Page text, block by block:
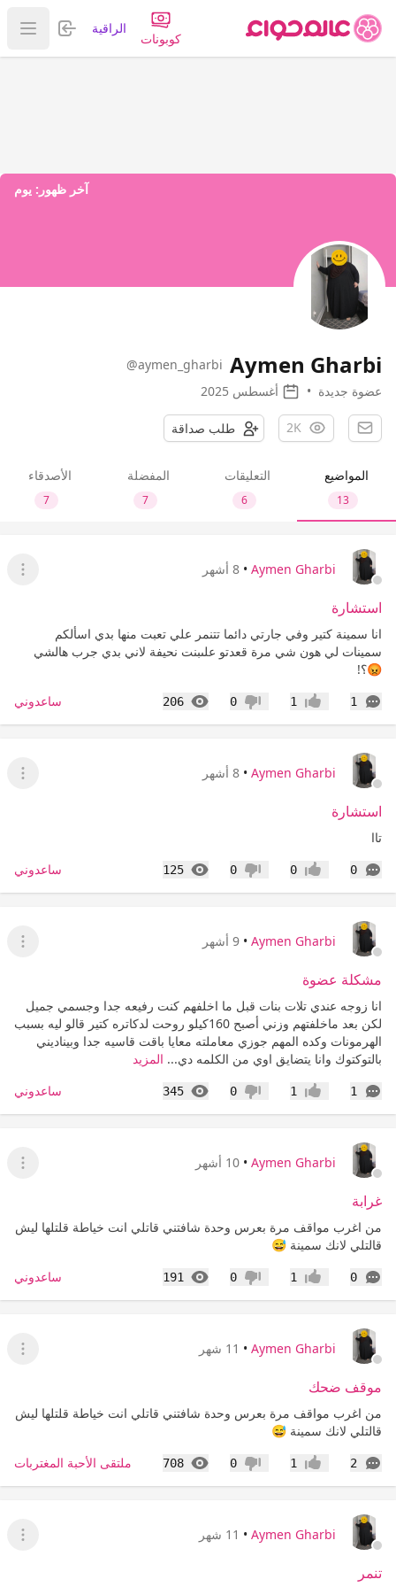
كوبونات
الراقية تسجيل
عرض
آخر ظهور: يوم
Aymen Gharbi
@aymen_gharbi
عضوة جديدة • أغسطس 2025
2K طلب صداقة
المواضيع
13
التعليقات
6
المفضلة
7
الأصدقاء
7
Aymen Gharbi
• 8 أشهر
عرض
استشارة
انا سمينة كتير وفي جارتي دائما تتنمر علي تعبت منها بدي اسألكم
سمينات لي هون شي مرة قعدتو علىبنت نحيفة لاني بدي جرب هالشي
😡؟!
1
التعليقات إعجاب1 عدم إعجاب
0
206
المشاهدات ساعدوني
Aymen Gharbi
• 8 أشهر
عرض
استشارة
تاا
0
التعليقات إعجاب0 عدم إعجاب
0
125
المشاهدات ساعدوني
Aymen Gharbi
• 9 أشهر
عرض
مشكلة عضوة
انا زوجه عندي تلات بنات قبل ما اخلفهم كنت رفيعه جدا وجسمي جميل
لكن بعد ماخلفتهم وزني أصبح 160كيلو روحت لدكاتره كتير قالو ليه بسبب
الهرمونات وكده المهم جوزي معاملته معايا باقت قاسيه جدا وبيناديني
بالتوكتوك وانا يتضايق اوي من الكلمه دي... المزيد
1
التعليقات إعجاب1 عدم إعجاب
0
345
المشاهدات ساعدوني
Aymen Gharbi
• 10 أشهر
عرض
غرابة
من اغرب مواقف مرة بعرس وحدة شافتني قاتلي انت خياطة قلتلها ليش
قالتلي لانك سمينة 😅
0
التعليقات إعجاب1 عدم إعجاب
0
191
المشاهدات ساعدوني
Aymen Gharbi
• 11 شهر
عرض
موقف ضحك
من اغرب مواقف مرة بعرس وحدة شافتني قاتلي انت خياطة قلتلها ليش
قالتلي لانك سمينة 😅
2
التعليقات إعجاب1 عدم إعجاب
0
708
المشاهدات ملتقى الأحبة المغتربات
Aymen Gharbi
• 11 شهر
عرض
تنمر